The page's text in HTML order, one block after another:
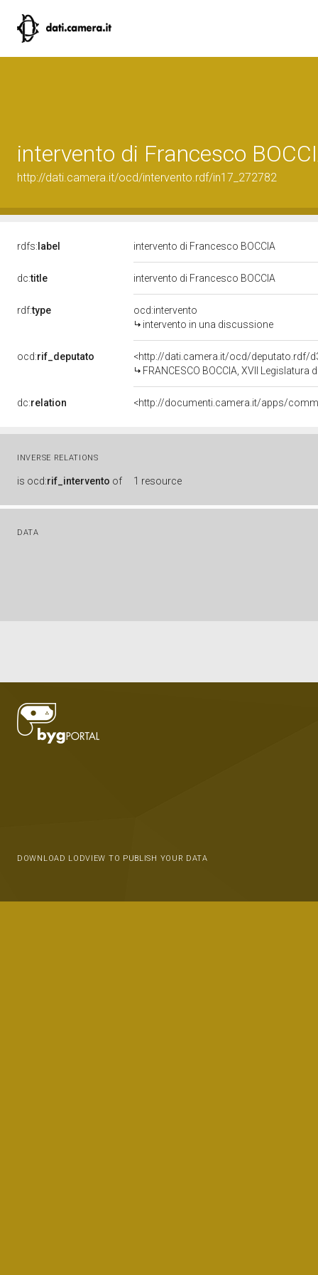
intervento di Francesco
http://dati.camera.it/ocd/intervento.rdf/in17_272782
rdfs: label intervento di Francesco BOCCIA
dc:title intervento di Francesco BOCCIA
rdf:type
ocd:intervento
intervento in una discussione
ocd:rif_deputato
<http://dati.camera.it/ocd/deputato.rdf/
FRANCESCO BOCCIA, XVII Legislatura
dc:relation
INVERSE RELATIONS
is ocd:rif_intervento of 1 resource
DATA
DOWNLOAD LODVIEW TO PUBLISH YOUR DATA